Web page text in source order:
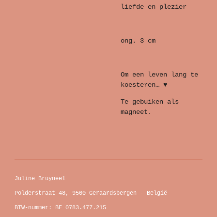
liefde en plezier
ong. 3 cm
Om een leven lang te
koesteren… ♥
Te gebuiken als
magneet.
Juline Bruyneel
Polderstraat 48, 9500 Geraardsbergen - België
BTW-nummer: BE 0783.477.215